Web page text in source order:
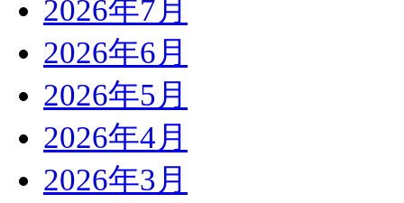
2026年7月
2026年6月
2026年5月
2026年4月
2026年3月